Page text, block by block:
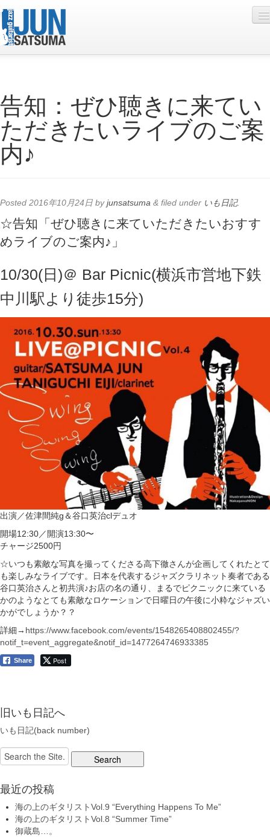
Live Schedule
Discography
Diary
YouTube
Online Lesson
告知：ぜひ聴きに来てい
ただきたいライブのご案
内♪
Posted 2016年10月24日 byjunsatsuma & filed under いも日記.
☆告知「ぜひ聴きに来ていただきたいおすす
めライブのご案内♪」
10/30(日)＠ Bar Picnic(横浜市営地下鉄
中川駅より徒歩15分)
出演／佐津間純g＆谷口英治clデュオ
開場12:30／開演13:30〜
チャージ2500円
☆いつも素敵な写真を撮ってくださる高下徹さんが企画してくれたとて
も楽しみなライブです。日本を代表するジャズクラリネット奏者である
谷口英治さんと初共演♪お店の名の通り、まるでピクニックに来ている
かのようなとても素敵なロケーションで日曜日の午後に小粋なジャズい
かがでしょうか？？
詳細→ https://www.facebook.com/events/1548265408802455/?
notif_t=event_aggregate&notif_id=1477264746933385
Share Post
旧いも日記へ
いも日記(back number)
Search
for:
最近の投稿
海の上のギタリストVol.9 “Everything Happens To Me”
海の上のギタリストVol.8 “Summer Time”
御蔵島…。